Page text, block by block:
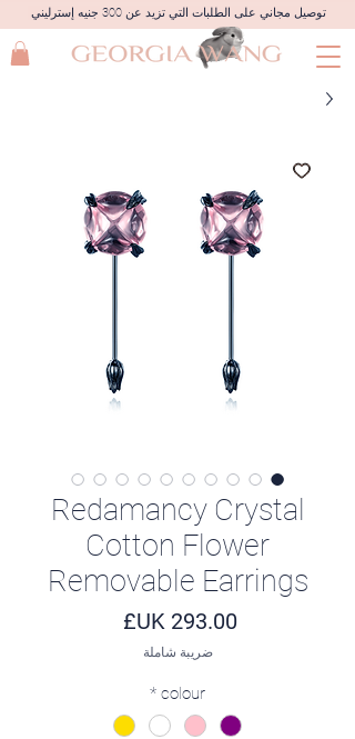
توصيل مجاني على الطلبات التي تزيد عن 300 جنيه إسترليني
Redamancy Crystal
Cotton Flower
Removable Earrings
السعر
ضريبة شاملة
colour
*